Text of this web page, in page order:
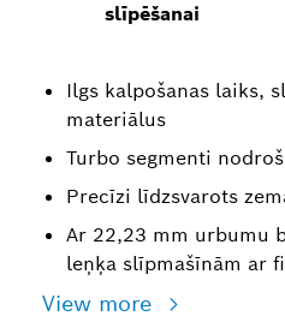
slīpēšanai
Ilgs kalpošanas laiks,
materiālus
Turbo segmenti
Precīzi līdzsvarots
Ar 22,23 mm urbumu
leņķa slīpmašīnām ar
View more